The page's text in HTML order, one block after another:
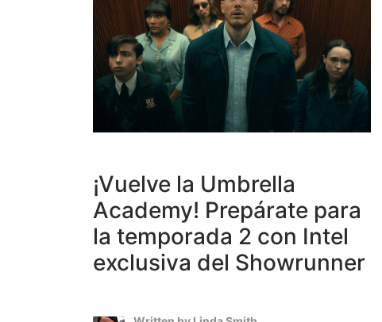
¡Vuelve la Umbrella
Academy! Prepárate para
la temporada 2 con Intel
exclusiva del Showrunner